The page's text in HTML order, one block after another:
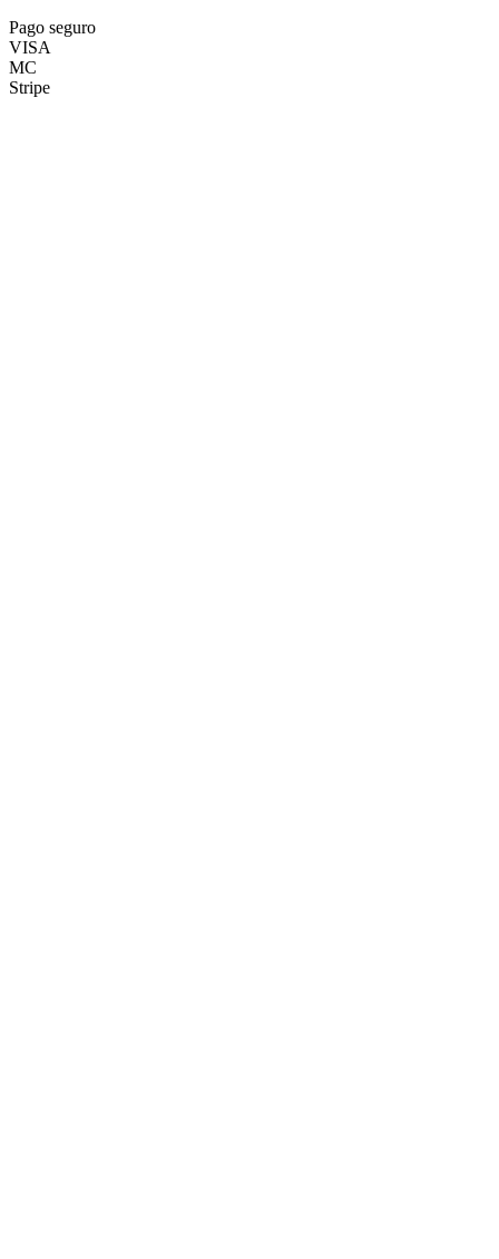
Pago seguro
VISA
MC
Stripe